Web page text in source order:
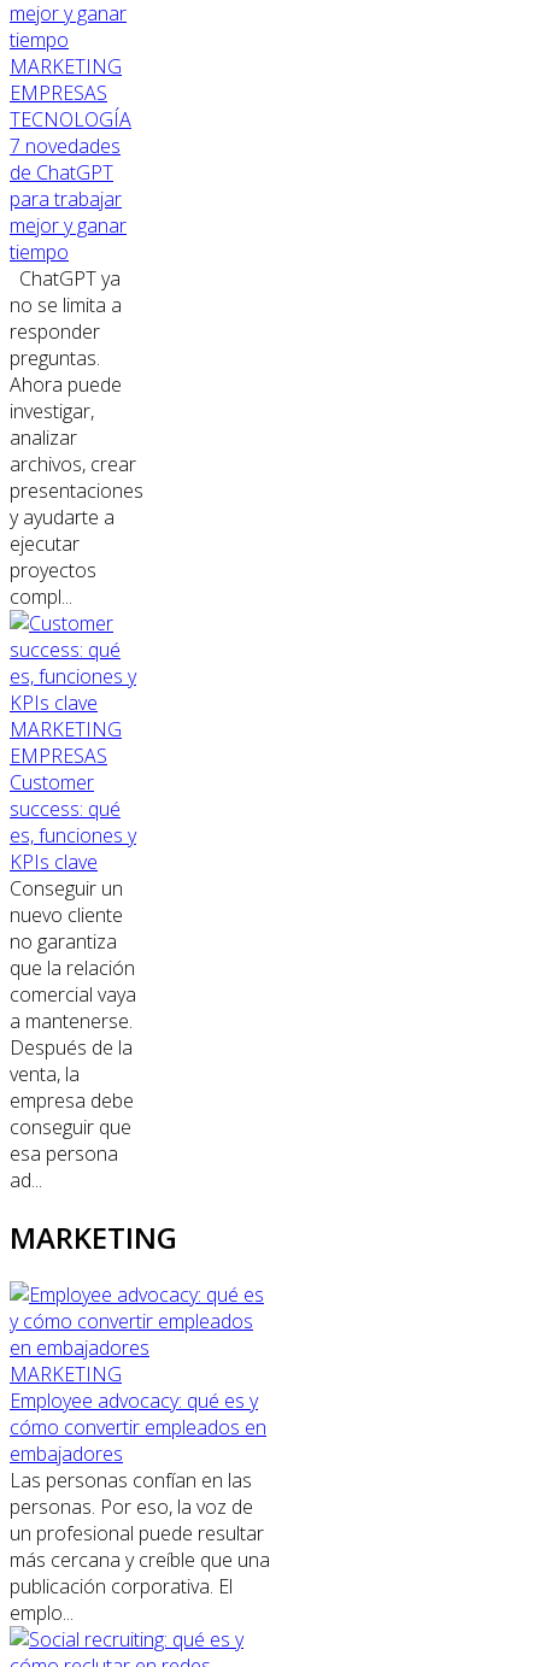
MARKETING
EMPRESAS
TECNOLOGÍA
7 novedades
de ChatGPT
para trabajar
mejor y ganar
tiempo
ChatGPT ya
no se limita a
responder
preguntas.
Ahora puede
investigar,
analizar
archivos, crear
presentaciones
y ayudarte a
ejecutar
proyectos
compl...
MARKETING
EMPRESAS
Customer
success: qué
es, funciones y
KPIs clave
Conseguir un
nuevo cliente
no garantiza
que la relación
comercial vaya
a mantenerse.
Después de la
venta, la
empresa debe
conseguir que
esa persona
ad...
MARKETING
MARKETING
Employee advocacy: qué es y
cómo convertir empleados en
embajadores
Las personas confían en las
personas. Por eso, la voz de
un profesional puede resultar
más cercana y creíble que una
publicación corporativa. El
emplo...